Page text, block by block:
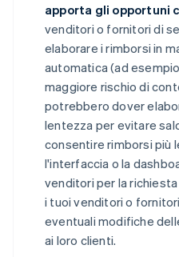
apporta gli opportuni
venditori o fornitori di
elaborare i rimborsi in
automatica (ad
maggiore rischio di
potrebbero dover
lentezza per evitare
consentire rimborsi più
l'interfaccia o la
venditori per la
i tuoi venditori o
eventuali modifiche
ai loro clienti.